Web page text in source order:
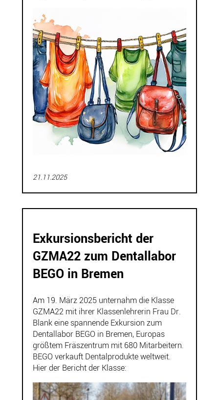
21.11.2025
Exkursionsbericht der
GZMA22 zum Dentallabor
BEGO in Bremen
Am 19. März 2025 unternahm die Klasse
GZMA22 mit ihrer Klassenlehrerin Frau Dr.
Blank eine spannende Exkursion zum
Dentallabor BEGO in Bremen, Europas
größtem Fräszentrum mit 680 Mitarbeitern.
BEGO verkauft Dentalprodukte weltweit.
Hier der Bericht der Klasse: